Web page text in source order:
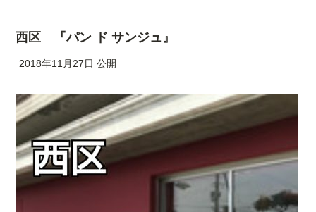
西区 『パン ド サンジュ』
2018年11月27日 公開